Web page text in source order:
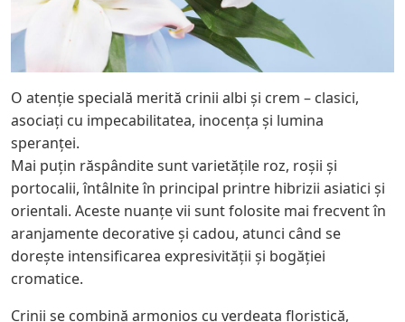
O atenție specială merită crinii albi și crem – clasici,
asociați cu impecabilitatea, inocența și lumina
speranței.
Mai puțin răspândite sunt varietățile roz, roșii și
portocalii, întâlnite în principal printre hibrizii asiatici și
orientali. Aceste nuanțe vii sunt folosite mai frecvent în
aranjamente decorative și cadou, atunci când se
dorește intensificarea expresivității și bogăției
cromatice.
Crinii se combină armonios cu verdeața floristică,